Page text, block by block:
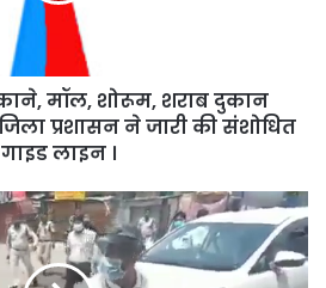
मॉल, शोरूम, शराब दुकान
प्रशासन ने जारी की संशोधित
गाइड लाइन ।